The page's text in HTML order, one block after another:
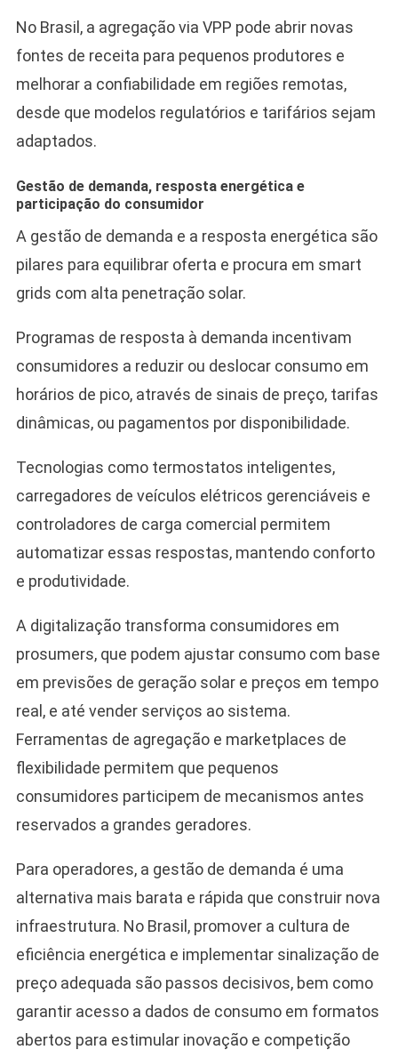
No Brasil, a agregação via VPP pode abrir novas
fontes de receita para pequenos produtores e
melhorar a confiabilidade em regiões remotas,
desde que modelos regulatórios e tarifários sejam
adaptados.
Gestão de demanda, resposta energética e
participação do consumidor
A gestão de demanda e a resposta energética são
pilares para equilibrar oferta e procura em smart
grids com alta penetração solar.
Programas de resposta à demanda incentivam
consumidores a reduzir ou deslocar consumo em
horários de pico, através de sinais de preço, tarifas
dinâmicas, ou pagamentos por disponibilidade.
Tecnologias como termostatos inteligentes,
carregadores de veículos elétricos gerenciáveis e
controladores de carga comercial permitem
automatizar essas respostas, mantendo conforto
e produtividade.
A digitalização transforma consumidores em
prosumers, que podem ajustar consumo com base
em previsões de geração solar e preços em tempo
real, e até vender serviços ao sistema.
Ferramentas de agregação e marketplaces de
flexibilidade permitem que pequenos
consumidores participem de mecanismos antes
reservados a grandes geradores.
Para operadores, a gestão de demanda é uma
alternativa mais barata e rápida que construir nova
infraestrutura. No Brasil, promover a cultura de
eficiência energética e implementar sinalização de
preço adequada são passos decisivos, bem como
garantir acesso a dados de consumo em formatos
abertos para estimular inovação e competição